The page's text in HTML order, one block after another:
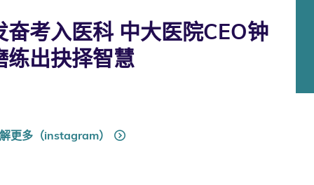
考入医科 中大医院CEO钟
练出抉择智慧
更多（instagram）